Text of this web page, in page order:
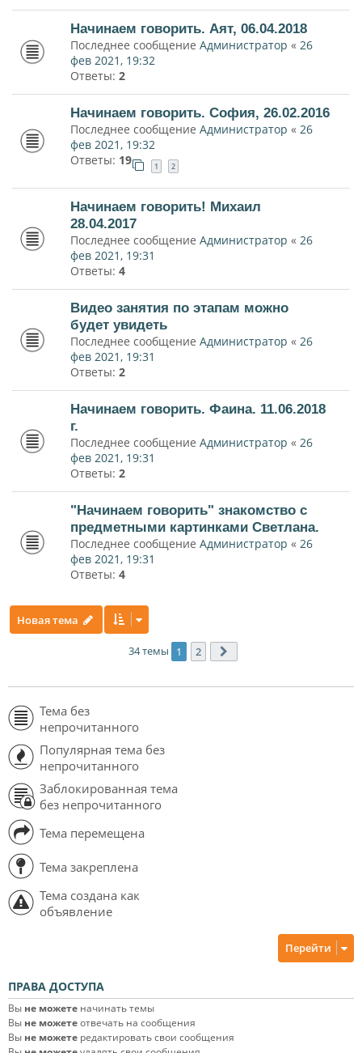
Начинаем говорить. Аят, 06.04.2018
Последнее сообщение Администратор « 26
фев 2021, 19:32
Ответы: 2
Начинаем говорить. София, 26.02.2016
Последнее сообщение Администратор « 26
фев 2021, 19:32
Ответы: 19 1 2
Начинаем говорить! Михаил
28.04.2017
Последнее сообщение Администратор « 26
фев 2021, 19:31
Ответы: 4
Видео занятия по этапам можно
будет увидеть
Последнее сообщение Администратор « 26
фев 2021, 19:31
Ответы: 2
Начинаем говорить. Фаина. 11.06.2018
г.
Последнее сообщение Администратор « 26
фев 2021, 19:31
Ответы: 2
"Начинаем говорить" знакомство с
предметными картинками Светлана.
Последнее сообщение Администратор « 26
фев 2021, 19:31
Ответы: 4
Новая тема
34 темы 1 2
Тема без
непрочитанного
Популярная тема без
непрочитанного
Заблокированная тема
без непрочитанного
Тема перемещена
Тема закреплена
Тема создана как
объявление
Перейти
ПРАВА ДОСТУПА
Вы не можете начинать темы
Вы не можетеотвечать на сообщения
Вы не можете редактировать свои сообщения